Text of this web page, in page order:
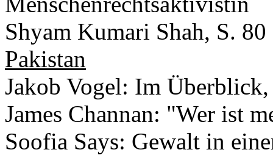
Shyam Kumari Shah, S. 80
Pakistan
Jakob Vogel: Im
James Channan: "Wer ist
Soofia Says: Gewalt in